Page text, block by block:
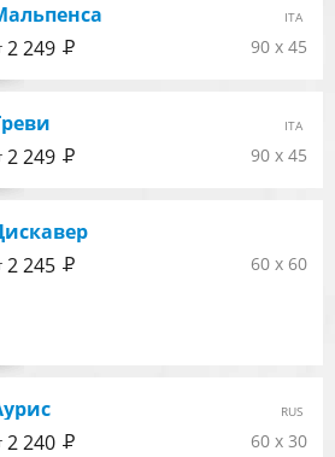
90 x 45
ITA
2 249 Р
90 x 45
ITA
2 249 Р
60 x 60
2 245 Р
60 x 30
RUS
2 240 Р